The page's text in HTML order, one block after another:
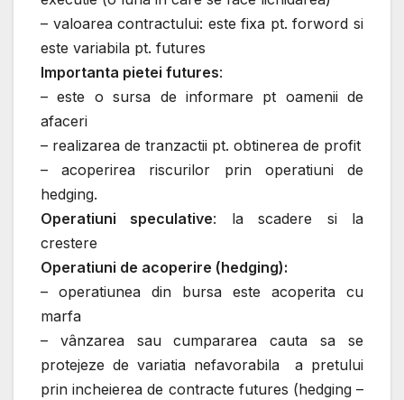
– valoarea contractului: este fixa pt. forword si
este variabila pt. futures
Importanta pietei futures:
– este o sursa de informare pt oamenii de
afaceri
– realizarea de tranzactii pt. obtinerea de profit
– acoperirea riscurilor prin operatiuni de
hedging.
Operatiuni speculative: la scadere si la
crestere
Operatiuni de acoperire (hedging):
– operatiunea din bursa este acoperita cu
marfa
– vânzarea sau cumpararea cauta sa se
protejeze de variatia nefavorabila a pretului
prin incheierea de contracte futures (hedging –